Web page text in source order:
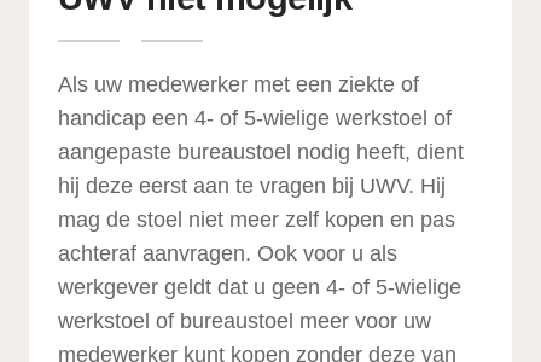
Als uw medewerker met een ziekte of
handicap een 4- of 5-wielige werkstoel of
aangepaste bureaustoel nodig heeft, dient
hij deze eerst aan te vragen bij UWV. Hij
mag de stoel niet meer zelf kopen en pas
achteraf aanvragen. Ook voor u als
werkgever geldt dat u geen 4- of 5-wielige
werkstoel of bureaustoel meer voor uw
medewerker kunt kopen zonder deze van